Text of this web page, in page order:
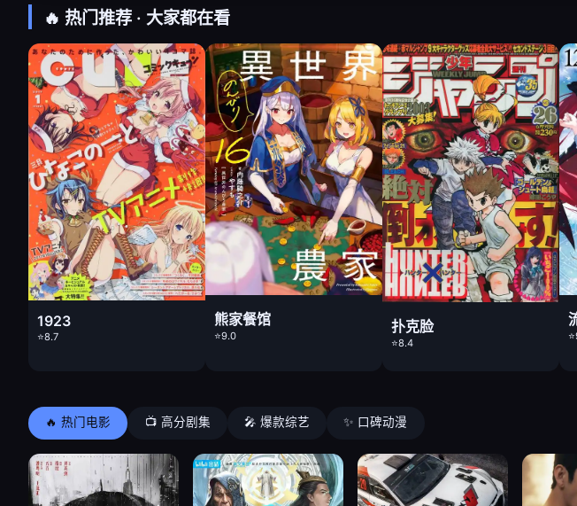
🔥 热门推荐 · 大家都在看
1923
⭐8.7
熊家餐馆
⭐9.0
扑克脸
⭐8.4
🔥 热门电影 📺 高分剧集 🎤 爆款综艺 ✨ 口碑动漫